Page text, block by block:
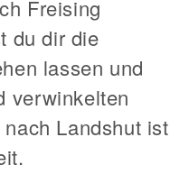
Freising
du dir die
lassen und
verwinkelten
Landshut ist